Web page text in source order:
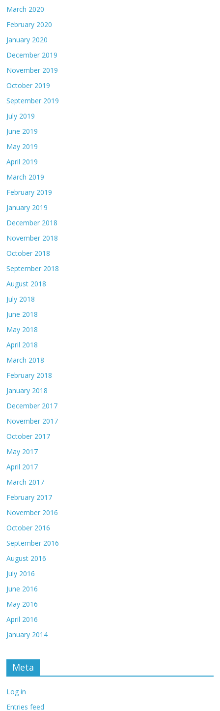
March 2020
February 2020
January 2020
December 2019
November 2019
October 2019
September 2019
July 2019
June 2019
May 2019
April 2019
March 2019
February 2019
January 2019
December 2018
November 2018
October 2018
September 2018
August 2018
July 2018
June 2018
May 2018
April 2018
March 2018
February 2018
January 2018
December 2017
November 2017
October 2017
May 2017
April 2017
March 2017
February 2017
November 2016
October 2016
September 2016
August 2016
July 2016
June 2016
May 2016
April 2016
January 2014
Meta
Log in
Entries feed